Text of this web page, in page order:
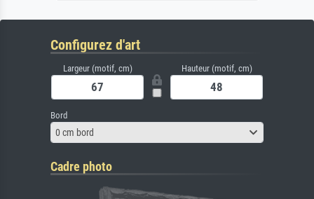
Configurez d'art
Largeur (motif, cm) Hauteur (motif, cm)
Bord
0 cm bord
Cadre photo